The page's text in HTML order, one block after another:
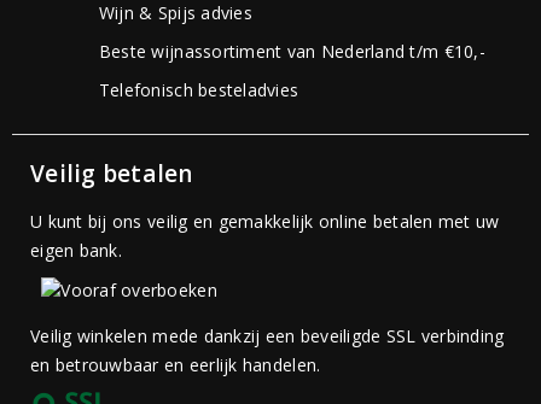
Wijn & Spijs advies
Beste wijnassortiment van Nederland t/m €10,-
Telefonisch besteladvies
Veilig betalen
U kunt bij ons veilig en gemakkelijk online betalen met uw
eigen bank.
Veilig winkelen mede dankzij een beveiligde SSL verbinding
en betrouwbaar en eerlijk handelen.